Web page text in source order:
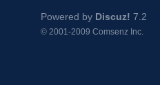
Powered by Discuz! 7.2
© 2001-2009 Comsenz Inc.